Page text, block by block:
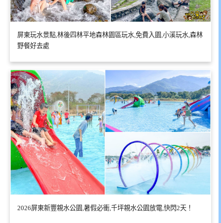
屏東玩水景點,林後四林平地森林園區玩水,免費入園,小溪玩水,森林
野餐好去處
2026屏東新豐親水公園,暑假必衝,千坪親水公園放電,快閃2天！